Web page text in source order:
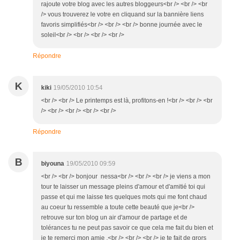
rajoute votre blog avec les autres bloggeurs<br /> <br /> <br
/> vous trouverez le votre en cliquand sur la bannière liens
favoris simplifiés<br /> <br /> <br /> bonne journée avec le
soleil<br /> <br /> <br /> <br />
Répondre
K kiki 19/05/2010 10:54
<br /> <br /> Le printemps est là, profitons-en !<br /> <br /> <br
/> <br /> <br /> <br /> <br />
Répondre
B biyouna 19/05/2010 09:59
<br /> <br /> bonjour nessa<br /> <br /> <br /> je viens a mon
tour te laisser un message pleins d'amour et d'amitié toi qui
passe et qui me laisse tes quelques mots qui me font chaud
au coeur tu ressemble a toute cette beauté que je<br />
retrouve sur ton blog un air d'amour de partage et de
tolérances tu ne peut pas savoir ce que cela me fait du bien et
je te remerci mon amie .<br /> <br /> <br /> je te fait de grors